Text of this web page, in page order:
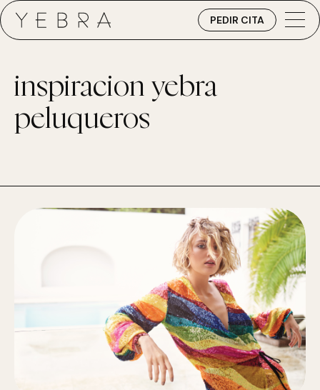
PEDIR CITA
inspiracion yebra
peluqueros